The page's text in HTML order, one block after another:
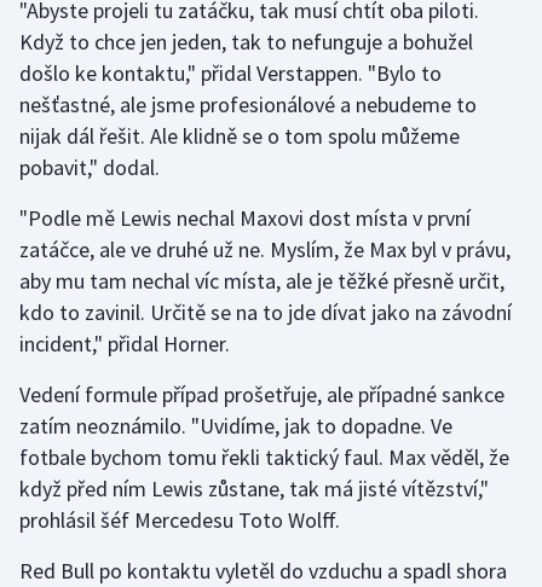
"Abyste projeli tu zatáčku, tak musí chtít oba piloti.
Když to chce jen jeden, tak to nefunguje a bohužel
došlo ke kontaktu," přidal Verstappen. "Bylo to
nešťastné, ale jsme profesionálové a nebudeme to
nijak dál řešit. Ale klidně se o tom spolu můžeme
pobavit," dodal.
"Podle mě Lewis nechal Maxovi dost místa v první
zatáčce, ale ve druhé už ne. Myslím, že Max byl v právu,
aby mu tam nechal víc místa, ale je těžké přesně určit,
kdo to zavinil. Určitě se na to jde dívat jako na závodní
incident," přidal Horner.
Vedení formule případ prošetřuje, ale případné sankce
zatím neoznámilo. "Uvidíme, jak to dopadne. Ve
fotbale bychom tomu řekli taktický faul. Max věděl, že
když před ním Lewis zůstane, tak má jisté vítězství,"
prohlásil šéf Mercedesu Toto Wolff.
Red Bull po kontaktu vyletěl do vzduchu a spadl shora